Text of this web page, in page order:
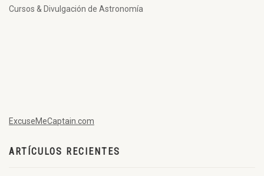
Cursos & Divulgación de Astronomía
ExcuseMeCaptain.com
ARTÍCULOS RECIENTES